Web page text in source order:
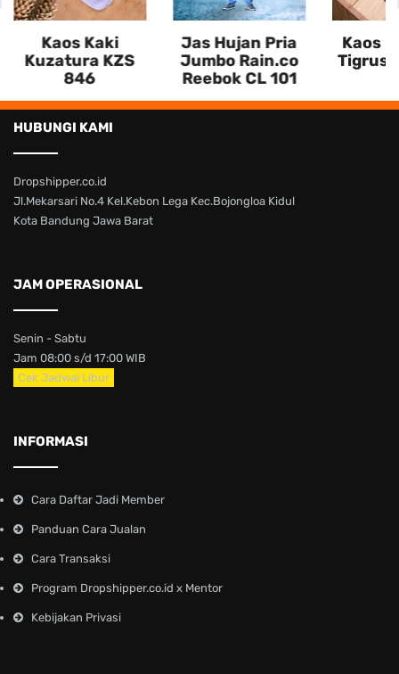
Kaos Kaki
Kuzatura KZS
846
Jas Hujan Pria
Jumbo Rain.co
Reebok CL 101
Kaos
Tigrus
HUBUNGI KAMI
Dropshipper.co.id
Jl.Mekarsari No.4 Kel.Kebon Lega Kec.Bojongloa Kidul
Kota Bandung Jawa Barat
JAM OPERASIONAL
Senin - Sabtu
Jam 08:00 s/d 17:00 WIB
Cek Jadwal Libur
INFORMASI
Cara Daftar Jadi Member
Panduan Cara Jualan
Cara Transaksi
Program Dropshipper.co.id x Mentor
Kebijakan Privasi